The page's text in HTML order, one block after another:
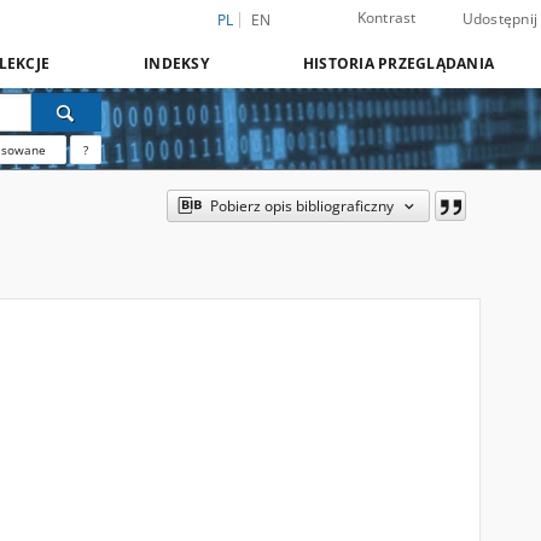
PL EN Kontrast Udostępnij
INDEKSY HISTORIA PRZEGLĄDANIA
?
Pobierz opis bibliograficzny